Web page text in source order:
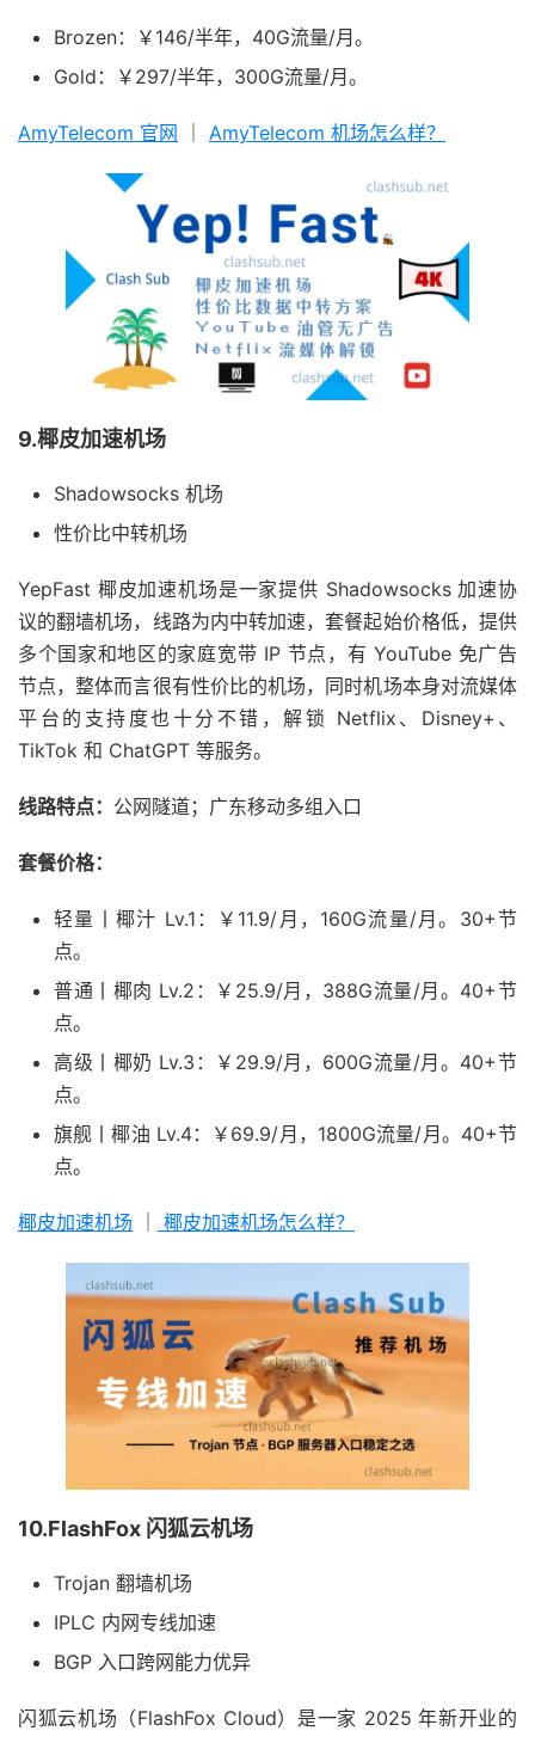
Brozen：￥146/半年，40G流量/月。
Gold：￥297/半年，300G流量/月。
AmyTelecom 官网 AmyTelecom 机场怎么样？
9.椰皮加速机场
Shadowsocks 机场
性价比中转机场
YepFast 椰皮加速机场是一家提供 Shadowsocks 加速协
议的翻墙机场，线路为内中转加速，套餐起始价格低，提供
多个国家和地区的家庭宽带 IP 节点，有 YouTube 免广告
节点，整体而言很有性价比的机场，同时机场本身对流媒体
平台的支持度也十分不错，解锁 Netflix、Disney+、
TikTok 和 ChatGPT 等服务。
线路特点： 公网隧道；广东移动多组入口
套餐价格：
轻量丨椰汁 Lv.1：￥11.9/月，160G流量/月。30+节
点。
普通丨椰肉 Lv.2：￥25.9/月，388G流量/月。40+节
点。
高级丨椰奶 Lv.3：￥29.9/月，600G流量/月。40+节
点。
旗舰丨椰油 Lv.4：￥69.9/月，1800G流量/月。40+节
点。
椰皮加速机场 椰皮加速机场怎么样？
10.FlashFox 闪狐云机场
Trojan 翻墙机场
IPLC 内网专线加速
BGP 入口跨网能力优异
闪狐云机场（FlashFox Cloud）是一家 2025 年新开业的